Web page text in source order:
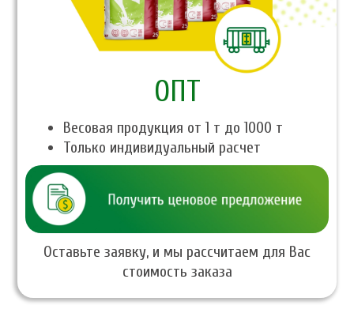
ОПТ
Весовая продукция от 1 т до 1000 т
Только индивидуальный расчет
Оставьте заявку, и мы рассчитаем для Вас
стоимость заказа